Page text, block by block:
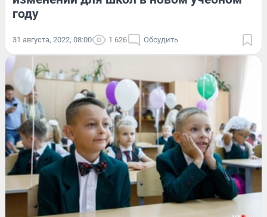
году
31 августа, 2022, 08:00 1 626 Обсудить